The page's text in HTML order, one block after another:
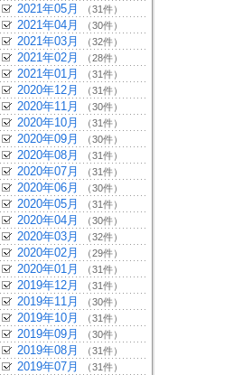
2021年05月 （31件）
2021年04月 （30件）
2021年03月 （32件）
2021年02月 （28件）
2021年01月 （31件）
2020年12月 （31件）
2020年11月 （30件）
2020年10月 （31件）
2020年09月 （30件）
2020年08月 （31件）
2020年07月 （31件）
2020年06月 （30件）
2020年05月 （31件）
2020年04月 （30件）
2020年03月 （32件）
2020年02月 （29件）
2020年01月 （31件）
2019年12月 （31件）
2019年11月 （30件）
2019年10月 （31件）
2019年09月 （30件）
2019年08月 （31件）
2019年07月 （31件）